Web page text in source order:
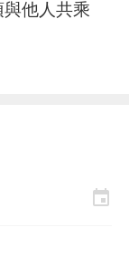
他人共乘
event